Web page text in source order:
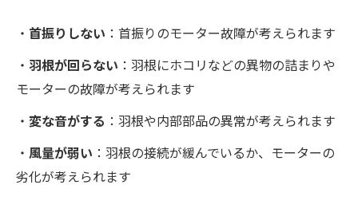
・ 首振りしない ：首振りのモーター故障が考えられます
・ 羽根が回らない ：羽根にホコリなどの異物の詰まりや
モーターの故障が考えられます
・ 変な音がする ：羽根や内部部品の異常が考えられます
・ 風量が弱い ：羽根の接続が緩んでいるか、モーターの
劣化が考えられます